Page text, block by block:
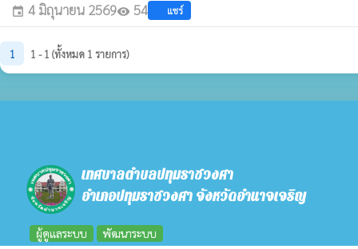
event 4 มิถุนายน 2569visibility 54 แชร์
1 1 - 1 (ทั้งหมด 1 รายการ)
เทศบาลตำบลปทุมราชวงศา
อำเภอปทุมราชวงศา จังหวัดอำนาจเจริญ
ผู้ดูแลระบบ พัฒนาระบบ